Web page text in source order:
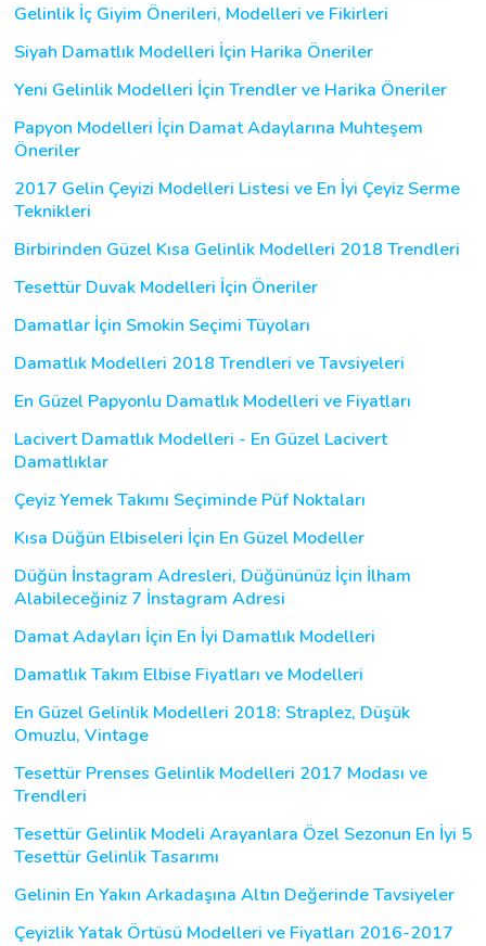
Gelinlik İç Giyim Önerileri, Modelleri ve Fikirleri
Siyah Damatlık Modelleri İçin Harika Öneriler
Yeni Gelinlik Modelleri İçin Trendler ve Harika Öneriler
Papyon Modelleri İçin Damat Adaylarına Muhteşem
Öneriler
2017 Gelin Çeyizi Modelleri Listesi ve En İyi Çeyiz Serme
Teknikleri
Birbirinden Güzel Kısa Gelinlik Modelleri 2018 Trendleri
Tesettür Duvak Modelleri İçin Öneriler
Damatlar İçin Smokin Seçimi Tüyoları
Damatlık Modelleri 2018 Trendleri ve Tavsiyeleri
En Güzel Papyonlu Damatlık Modelleri ve Fiyatları
Lacivert Damatlık Modelleri - En Güzel Lacivert
Damatlıklar
Çeyiz Yemek Takımı Seçiminde Püf Noktaları
Kısa Düğün Elbiseleri İçin En Güzel Modeller
Düğün İnstagram Adresleri, Düğününüz İçin İlham
Alabileceğiniz 7 İnstagram Adresi
Damat Adayları İçin En İyi Damatlık Modelleri
Damatlık Takım Elbise Fiyatları ve Modelleri
En Güzel Gelinlik Modelleri 2018: Straplez, Düşük
Omuzlu, Vintage
Tesettür Prenses Gelinlik Modelleri 2017 Modası ve
Trendleri
Tesettür Gelinlik Modeli Arayanlara Özel Sezonun En İyi 5
Tesettür Gelinlik Tasarımı
Gelinin En Yakın Arkadaşına Altın Değerinde Tavsiyeler
Çeyizlik Yatak Örtüsü Modelleri ve Fiyatları 2016-2017